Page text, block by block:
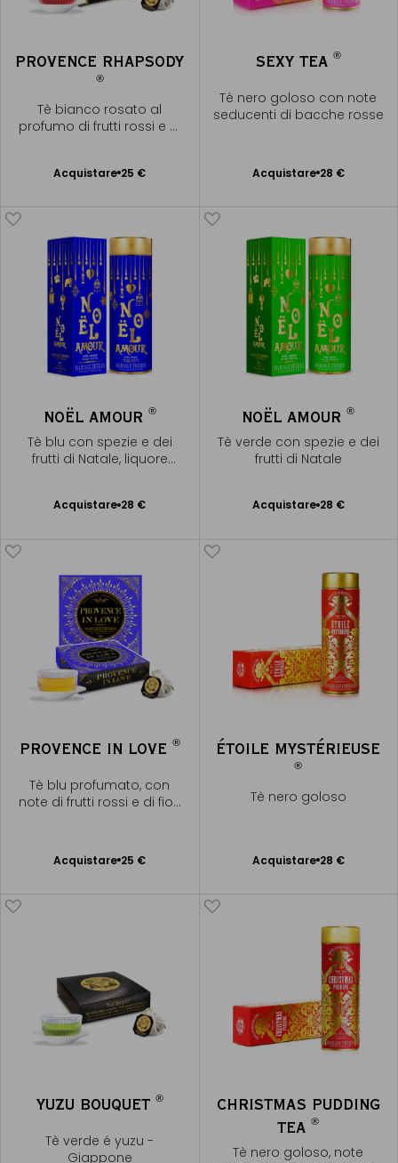
PROVENCE RHAPSODY
®
Tè bianco rosato al
profumo di frutti rossi e di
Acquistare 25 €
Aggiungere
SEXY TEA ®
Tè nero goloso con note
seducenti di bacche rosse
Acquistare 28 €
Aggiungere
NOËL AMOUR ®
Tè blu con spezie e dei
frutti di Natale, liquore
Acquistare 28 €
Aggiungere
NOËL AMOUR®
Tè verde con spezie e dei
frutti di Natale
Acquistare 28 €
Aggiungere
PROVENCE IN LOVE ®
Tè blu profumato, con
note di frutti rossi e di fiori
Acquistare 25 €
Aggiungere
ÉTOILE MYSTÉRIEUSE
®
Tè nero goloso
Acquistare 28 €
Aggiungere
YUZU BOUQUET ®
Tè verde é yuzu -
Giappone
CHRISTMAS PUDDING
TEA®
Tè nero goloso, note